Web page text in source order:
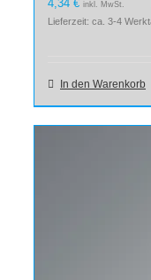
4,34 € inkl. MwSt.
Lieferzeit: ca. 3-4
In den Warenkorb